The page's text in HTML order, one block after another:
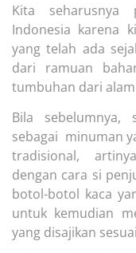
Kita seharusnya
Indonesia karena
yang telah ada
dari ramuan
tumbuhan dari
Bila sebelumnya,
sebagai minuman
tradisional,
dengan cara si
botol-botol kaca
untuk kemudian
yang disajikan